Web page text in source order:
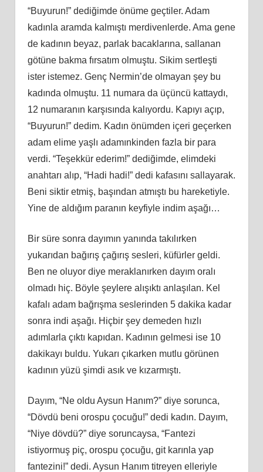
“Buyurun!” dediğimde önüme geçtiler. Adam
kadınla aramda kalmıştı merdivenlerde. Ama gene
de kadının beyaz, parlak bacaklarına, sallanan
götüne bakma fırsatım olmuştu. Sikim sertleşti
ister istemez. Genç Nermin’de olmayan şey bu
kadında olmuştu. 11 numara da üçüncü kattaydı,
12 numaranın karşısında kalıyordu. Kapıyı açıp,
“Buyurun!” dedim. Kadın önümden içeri geçerken
adam elime yaşlı adamınkinden fazla bir para
verdi. “Teşekkür ederim!” dediğimde, elimdeki
anahtarı alıp, “Hadi hadi!” dedi kafasını sallayarak.
Beni siktir etmiş, başından atmıştı bu hareketiyle.
Yine de aldığım paranın keyfiyle indim aşağı…
Bir süre sonra dayımın yanında takılırken
yukarıdan bağırış çağırış sesleri, küfürler geldi.
Ben ne oluyor diye meraklanırken dayım oralı
olmadı hiç. Böyle şeylere alışıktı anlaşılan. Kel
kafalı adam bağrışma seslerinden 5 dakika kadar
sonra indi aşağı. Hiçbir şey demeden hızlı
adımlarla çıktı kapıdan. Kadının gelmesi ise 10
dakikayı buldu. Yukarı çıkarken mutlu görünen
kadının yüzü şimdi asık ve kızarmıştı.
Dayım, “Ne oldu Aysun Hanım?” diye sorunca,
“Dövdü beni orospu çocuğu!” dedi kadın. Dayım,
“Niye dövdü?” diye soruncaysa, “Fantezi
istiyormuş piç, orospu çocuğu, git karınla yap
fantezini!” dedi. Aysun Hanım titreyen elleriyle